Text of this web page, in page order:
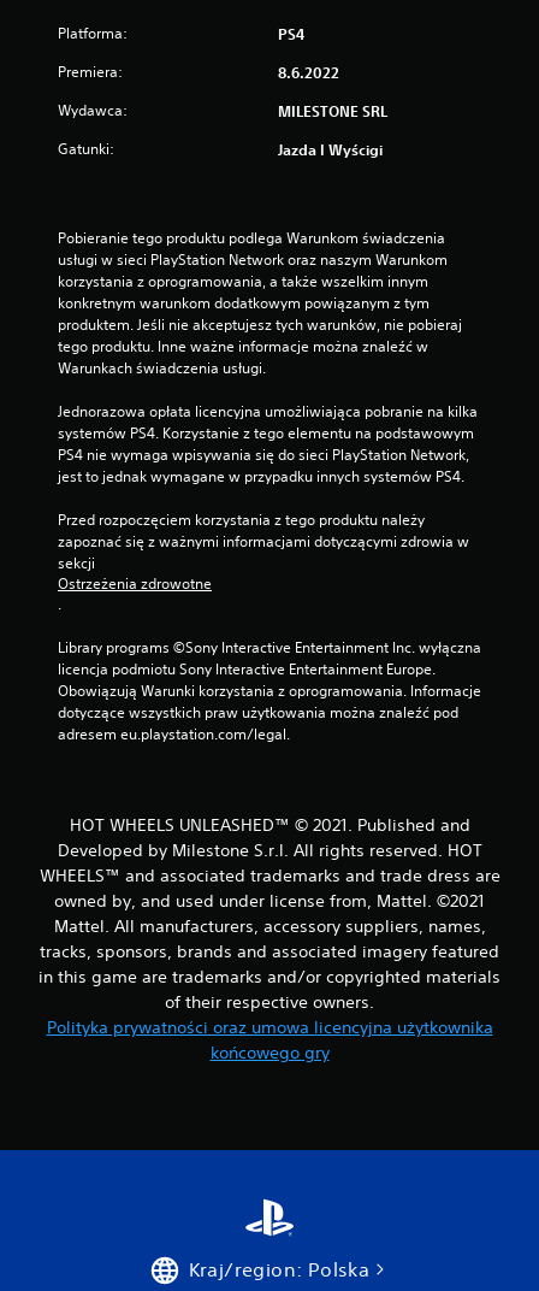
Platforma: PS4
Premiera: 8.6.2022
Wydawca: MILESTONE SRL
Gatunki: Jazda I Wyścigi
Pobieranie tego produktu podlega Warunkom świadczenia
usługi w sieci PlayStation Network oraz naszym Warunkom
korzystania z oprogramowania, a także wszelkim innym
konkretnym warunkom dodatkowym powiązanym z tym
produktem. Jeśli nie akceptujesz tych warunków, nie pobieraj
tego produktu. Inne ważne informacje można znaleźć w
Warunkach świadczenia usługi.
Jednorazowa opłata licencyjna umożliwiająca pobranie na kilka
systemów PS4. Korzystanie z tego elementu na podstawowym
PS4 nie wymaga wpisywania się do sieci PlayStation Network,
jest to jednak wymagane w przypadku innych systemów PS4.
Przed rozpoczęciem korzystania z tego produktu należy
zapoznać się z ważnymi informacjami dotyczącymi zdrowia w
sekcji
Ostrzeżenia zdrowotne
.
Library programs ©Sony Interactive Entertainment Inc. wyłączna
licencja podmiotu Sony Interactive Entertainment Europe.
Obowiązują Warunki korzystania z oprogramowania. Informacje
dotyczące wszystkich praw użytkowania można znaleźć pod
adresem eu.playstation.com/legal.
HOT WHEELS UNLEASHED™ © 2021. Published and
Developed by Milestone S.r.l. All rights reserved. HOT
WHEELS™ and associated trademarks and trade dress are
owned by, and used under license from, Mattel. ©2021
Mattel. All manufacturers, accessory suppliers, names,
tracks, sponsors, brands and associated imagery featured
in this game are trademarks and/or copyrighted materials
of their respective owners.
Polityka prywatności oraz umowa licencyjna użytkownika
końcowego gry
Kraj/region: Polska